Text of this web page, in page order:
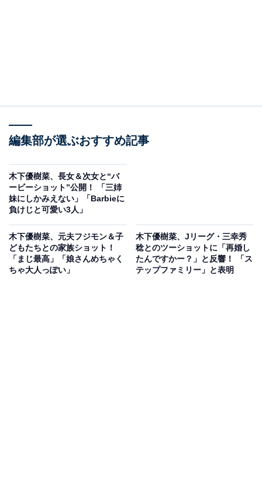
編集部が選ぶおすすめ記事
木下優樹菜、長女＆次女と“バ
ービーショット”公開！ 「三姉
妹にしかみえない」「Barbieに
負けじと可愛い3人」
木下優樹菜、元夫フジモン＆子
どもたちとの家族ショット！
「まじ最高」「娘さんめちゃく
ちゃ大人っぽい」
木下優樹菜、Jリーグ・三幸秀
稔とのツーショットに「再婚し
たんですかー？」と反響！ 「ス
テップファミリー」と表明